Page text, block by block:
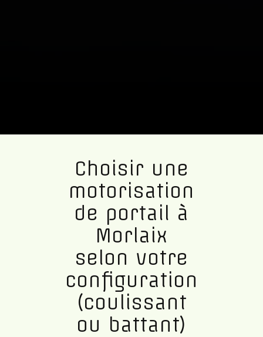
Choisir une
motorisation
de portail à
Morlaix
selon votre
configuration
(coulissant
ou battant)